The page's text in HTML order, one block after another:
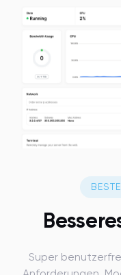
Super